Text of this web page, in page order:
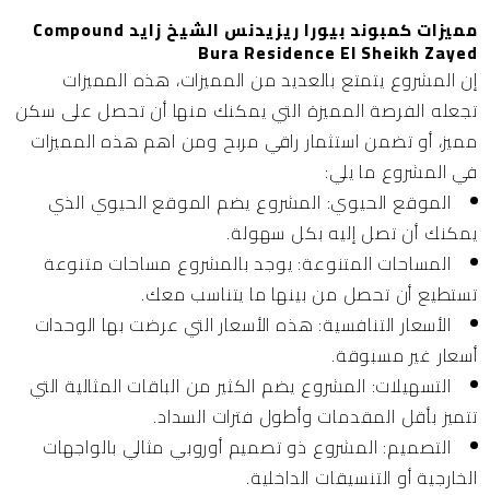
مميزات كمبوند بيورا ريزيدنس الشيخ زايد Compound
Bura Residence El Sheikh Zayed
إن المشروع يتمتع بالعديد من المميزات، هذه المميزات
تجعله الفرصة المميزة التي يمكنك منها أن تحصل على سكن
مميز، أو تضمن استثمار راقي مربح ومن اهم هذه المميزات
في المشروع ما يلي:
الموقع الحيوي: المشروع يضم الموقع الحيوي الذي
يمكنك أن تصل إليه بكل سهولة.
المساحات المتنوعة: يوجد بالمشروع مساحات متنوعة
تستطيع أن تحصل من بينها ما يتناسب معك.
الأسعار التنافسية: هذه الأسعار التي عرضت بها الوحدات
أسعار غير مسبوقة.
التسهيلات: المشروع يضم الكثير من الباقات المثالية التي
تتميز بأقل المقدمات وأطول فترات السداد.
التصميم: المشروع ذو تصميم أوروبي مثالي بالواجهات
الخارجية أو التنسيقات الداخلية.